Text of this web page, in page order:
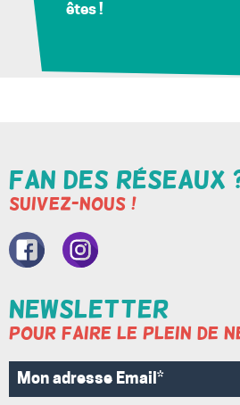
êtes !
Fan des réseaux
Suivez-nous !
Nore
page
Facebook
Nore
compte
Instagram
Newsletter
Pour faire le plein de
Mon
adresse